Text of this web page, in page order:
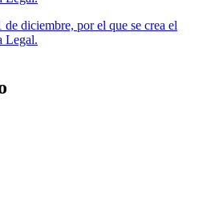
diciembre, por el que se crea el
Legal.